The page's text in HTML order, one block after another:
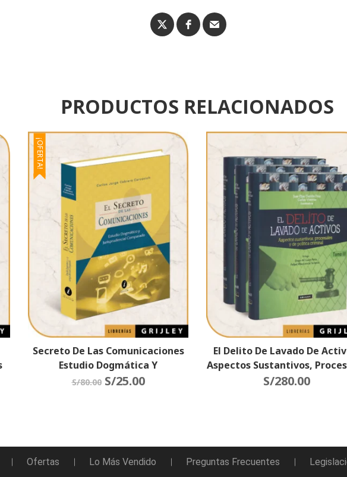
PRODUCTOS RELACIONADOS
¡OFERTA!
Secreto De Las Comunicaciones
Estudio Dogmática Y
Jurisprudencia Comparado
S/80.00 S/25.00
El Delito De Lavado De
Aspectos Sustantivos,
Y De Política Criminal (3
S/280.00
Ofertas Lo Más Vendido Preguntas Frecuentes